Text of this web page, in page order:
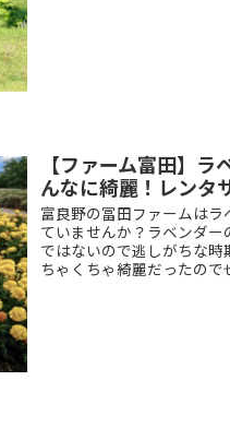
【ファーム富田】
んなに綺麗！レンタ
富良野の冨田ファームは
ていませんか？ラベンダ
ではないので逃しがちな
ちゃくちゃ綺麗だったので